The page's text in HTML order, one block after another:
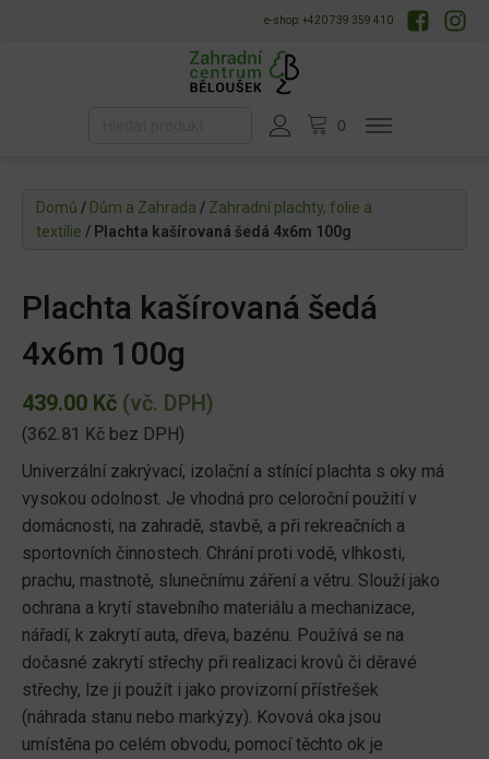
e-shop: +420 739 359 410
Domů / Dům a Zahrada / Zahradní plachty, folie a
textílie / Plachta kašírovaná šedá 4x6m 100g
Plachta kašírovaná šedá
4x6m 100g
439.00 Kč (vč. DPH)
(362.81 Kč bez DPH)
Univerzální zakrývací, izolační a stínící plachta s oky má
vysokou odolnost. Je vhodná pro celoroční použití v
domácnosti, na zahradě, stavbě, a při rekreačních a
sportovních činnostech. Chrání proti vodě, vlhkosti,
prachu, mastnotě, slunečnímu záření a větru. Slouží jako
ochrana a krytí stavebního materiálu a mechanizace,
nářadí, k zakrytí auta, dřeva, bazénu. Používá se na
dočasné zakrytí střechy při realizaci krovů či děravé
střechy, lze ji použít i jako provizorní přístřešek
(náhrada stanu nebo markýzy). Kovová oka jsou
umístěna po celém obvodu, pomocí těchto ok je